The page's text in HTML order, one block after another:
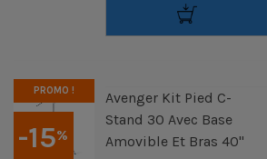
-15%
PROMO !
Avenger Kit Pied C-
Stand 30 Avec Base
Amovible Et Bras 40"